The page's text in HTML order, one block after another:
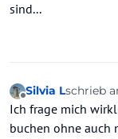
sind...
Offline
Silvia Lschrieb
zuletzt
Ich frage mich
buchen ohne auch